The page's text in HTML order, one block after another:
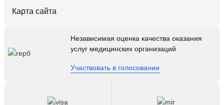
Карта сайта
Независимая оценка качества оказания
услуг медицинских организаций
Участвовать в голосовании